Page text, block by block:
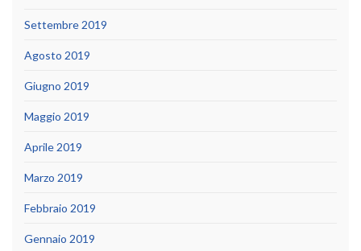
Settembre 2019
Agosto 2019
Giugno 2019
Maggio 2019
Aprile 2019
Marzo 2019
Febbraio 2019
Gennaio 2019